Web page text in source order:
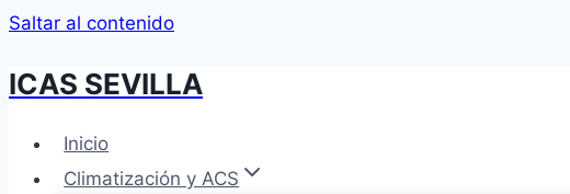
Saltar al contenido
ICAS SEVILLA
Inicio
Climatización y ACS